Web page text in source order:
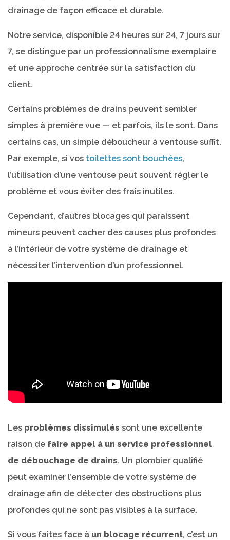
drainage de façon efficace et durable.
Notre service, disponible 24 heures sur 24, 7 jours sur
7, se distingue par un professionnalisme exemplaire
et une approche centrée sur la satisfaction du
client.
Certains problèmes de drains peuvent sembler
simples à première vue — et parfois, ils le sont. Dans
certains cas, un simple déboucheur à ventouse suffit.
Par exemple, si vos toilettes sont bouchées,
l’utilisation d’une ventouse peut souvent régler le
problème et vous éviter des frais inutiles.
Cependant, d’autres blocages qui paraissent
mineurs peuvent cacher des causes plus profondes
à l’intérieur de votre système de drainage et
nécessiter l’intervention d’un professionnel.
Les problèmes dissimulés sont une excellente
raison de faire appel à un service professionnel
de débouchage de drains. Un plombier qualifié
peut examiner l’ensemble de votre système de
drainage afin de détecter des obstructions plus
profondes qui ne sont pas visibles à la surface.
Si vous faites face à un blocage récurrent, c’est un